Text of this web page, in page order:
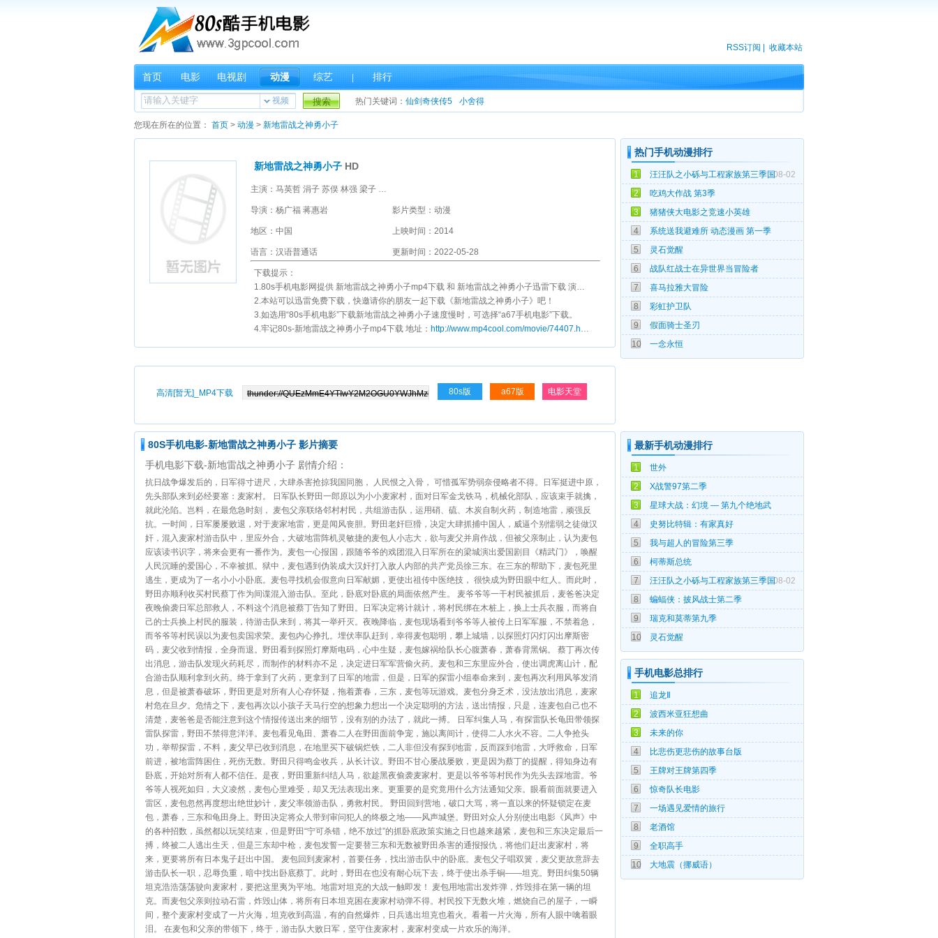
RSS订阅 收藏本站
首页 电影 电视剧 动漫 综艺 排行
视频 搜索 热门关键词： 仙剑奇侠传5 小舍得
您现在所在的位置： 首页 > 动漫 > 新地雷战之神勇小子
新地雷战之神勇小子 HD
主演：马英哲 涓子 苏俣 林强 梁子 陈大刚 梁晓强 马羽非 陈晨
导演：杨广福 蒋惠岩 影片类型：动漫
地区：中国 上映时间：2014
语言：汉语普通话 更新时间：2022-05-28
下载提示：
1.80s手机电影网提供 新地雷战之神勇小子mp4下载 和 新地雷战之神勇小子迅雷下载 演员表及剧情介绍。
2.本站可以迅雷免费下载，快邀请你的朋友一起下载《新地雷战之神勇小子》吧！
3.如选用“80s手机电影”下载新地雷战之神勇小子速度慢时，可选择“a67手机电影”下载。
4.牢记80s-新地雷战之神勇小子mp4下载 地址： http://www.mp4cool.com/movie/74407.html
热门手机动漫排行
1 汪汪队之小砾与工程家族第三季国08-02
2
吃鸡大作战 第3季
08-04
3 猪猪侠大电影之竞速小英雄
4 系统送我避难所 动态漫画 第一季
5 灵石觉醒
6 战队红战士在异世界当冒险者
7 喜马拉雅大冒险
8 彩虹护卫队
9 假面骑士圣刃
10 一念永恒
高清[暂无]_MP4下载 80s版 a67版 电影天堂
最新手机动漫排行
1 世外
2 X战警97第二季
3 星球大战：幻境 — 第九个绝地武
4 史努比特辑：有家真好
5 我与超人的冒险第三季
6 柯蒂斯总统
7 汪汪队之小砾与工程家族第三季国08-02
8
蝙蝠侠：披风战士第二季
07-31
9 瑞克和莫蒂第九季
10 灵石觉醒
手机电影总排行
1 追龙Ⅱ
2 波西米亚狂想曲
3 未来的你
4 比悲伤更悲伤的故事台版
5 王牌对王牌第四季
6 惊奇队长电影
7 一场遇见爱情的旅行
8 老酒馆
9 全职高手
10 大地震（挪威语）
80S手机电影-新地雷战之神勇小子 影片摘要
手机电影下载-新地雷战之神勇小子 剧情介绍：
抗日战争爆发后的，日军得寸进尺，大肆杀害抢掠我国同胞， 人民恨之入骨， 可惜孤军势弱奈侵略者不得。日军挺进中原，
先头部队来到必经要塞：麦家村。 日军队长野田一郎原以为小小麦家村，面对日军金戈铁马，机械化部队，应该束手就擒，
就此沦陷。岂料，在最危急时刻， 麦包父亲联络邻村村民，共组游击队，运用硝、硫、木炭自制火药，制造地雷，顽强反
抗。一时间，日军屡屡败退，对于麦家地雷，更是闻风丧胆。野田老奸巨猾，决定大肆抓捕中国人，威逼个别懦弱之徒做汉
奸，混入麦家村游击队中，里应外合，大破地雷阵机灵敏捷的麦包人小志大，欲与麦父并肩作战，但被父亲制止，认为麦包
应该读书识字，将来会更有一番作为。麦包一心报国，跟随爷爷的戏团混入日军所在的梁城演出爱国剧目《精武门》，唤醒
人民沉睡的爱国心，不幸被抓。狱中，麦包遇到伪装成大汉奸打入敌人内部的共产党员徐三东。在三东的帮助下，麦包死里
逃生，更成为了一名小小小卧底。麦包寻找机会假意向日军献媚，更使出祖传中医绝技， 很快成为野田眼中红人。而此时，
野田亦顺利收买村民蔡丁作为间谍混入游击队。至此，卧底对卧底的局面依然产生。 麦爷爷等一干村民被抓后，麦爸爸决定
夜晚偷袭日军总部救人，不料这个消息被蔡丁告知了野田。日军决定将计就计，将村民绑在木桩上，换上士兵衣服，而将自
己的士兵换上村民的服装，待游击队来到，将其一举歼灭。夜晚降临，麦包现场看到爷爷等人被传上日军军服，不禁着急，
而爷爷等村民误以为麦包卖国求荣。麦包内心挣扎。埋伏率队赶到，幸得麦包聪明，攀上城墙，以探照灯闪灯闪出摩斯密
码，麦父收到情报，全身而退。野田看到探照灯摩斯电码，心中生疑，麦包嫁祸给队长心腹萧春，萧春背黑锅。 蔡丁再次传
出消息，游击队发现火药耗尽，而制作的材料亦不足，决定进日军军营偷火药。麦包和三东里应外合，使出调虎离山计，配
合游击队顺利拿到火药。终于拿到了火药，更拿到了日军的地雷，但是，日军的探雷小组奉命来到，麦包再次利用风筝发消
息，但是被萧春破坏，野田更是对所有人心存怀疑，拖着萧春，三东，麦包等玩游戏。麦包分身乏术，没法放出消息，麦家
村危在旦夕。危情之下，麦包再次以小孩子天马行空的想象力想出一个决定聪明的方法，送出情报，只是，连麦包自己也不
清楚，麦爸爸是否能注意到这个情报传送出来的细节，没有别的办法了，就此一搏。 日军纠集人马，有探雷队长龟田带领探
雷队探雷，野田不禁得意洋洋。麦包看见龟田、萧春二人在野田面前争宠，施以离间计，使得二人水火不容。二人争抢头
功，举帮探雷，不料，麦父早已收到消息，在地里买下破锅烂铁，二人非但没有探到地雷，反而踩到地雷，大呼救命，日军
前进，被地雷阵困住，死伤无数。野田只得鸣金收兵，从长计议。野田不甘心屡战屡败，更是因为蔡丁的提醒，得知身边有
卧底，开始对所有人都不信任。是夜，野田重新纠结人马，欲趁黑夜偷袭麦家村。更是以爷爷等村民作为先头去踩地雷。爷
爷等人视死如归，大义凌然，麦包心里难受，却又无法表现出来。更重要的是究竟用什么方法通知父亲。眼看前面就要进入
雷区，麦包忽然再度想出绝世妙计，麦父率领游击队，勇救村民。 野田回到营地，破口大骂，将一直以来的怀疑锁定在麦
包，萧春，三东和龟田身上。野田决定将众人带到审问犯人的终极之地——风声城堡。野田对众人分别使出电影《风声》中
的各种招数，虽然都以玩笑结束，但是野田“宁可杀错，绝不放过”的抓卧底政策实施之日也越来越紧，麦包和三东决定最后一
搏，终被二人逃出生天，但是三东却中枪，麦包发誓一定要替三东和无数被野田杀害的通报报仇，将他们赶出麦家村，将
来，更要将所有日本鬼子赶出中国。 麦包回到麦家村，首要任务，找出游击队中的卧底。麦包父子唱双簧，麦父更故意辞去
游击队长一职，忍辱负重，暗中找出卧底蔡丁。此时，野田在也没有耐心玩下去，终于使出杀手锏——坦克。野田纠集50辆
坦克浩浩荡荡驶向麦家村，要把这里夷为平地。地雷对坦克的大战一触即发！ 麦包用地雷出发炸弹，炸毁排在第一辆的坦
克。而麦包父亲则拉动石雷，炸毁山体，将所有日本坦克困在麦家村动弹不得。村民投下无数火堆，燃烧自己的屋子，一瞬
间，整个麦家村变成了一片火海，坦克收到高温，有的自然爆炸，日兵逃出坦克也着火。看着一片火海，所有人眼中噙着眼
泪。 在麦包和父亲的带领下，终于，游击队大败日军，坚守住麦家村，麦家村变成一片欢乐的海洋。